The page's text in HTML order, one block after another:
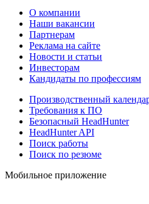
О компании
Наши вакансии
Партнерам
Реклама на сайте
Новости и статьи
Инвесторам
Кандидаты по профессиям
Производственный
Требования к ПО
Безопасный HeadHunter
HeadHunter API
Поиск работы
Поиск по резюме
Мобильное приложение